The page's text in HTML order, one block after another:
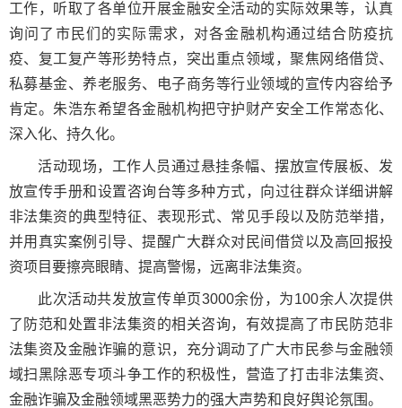
工作，听取了各单位开展金融安全活动的实际效果等，认真
询问了市民们的实际需求，对各金融机构通过结合防疫抗
疫、复工复产等形势特点，突出重点领域，聚焦网络借贷、
私募基金、养老服务、电子商务等行业领域的宣传内容给予
肯定。朱浩东希望各金融机构把守护财产安全工作常态化、
深入化、持久化。
活动现场，工作人员通过悬挂条幅、摆放宣传展板、发
放宣传手册和设置咨询台等多种方式，向过往群众详细讲解
非法集资的典型特征、表现形式、常见手段以及防范举措，
并用真实案例引导、提醒广大群众对民间借贷以及高回报投
资项目要擦亮眼睛、提高警惕，远离非法集资。
此次活动共发放宣传单页3000余份，为100余人次提供
了防范和处置非法集资的相关咨询，有效提高了市民防范非
法集资及金融诈骗的意识，充分调动了广大市民参与金融领
域扫黑除恶专项斗争工作的积极性，营造了打击非法集资、
金融诈骗及金融领域黑恶势力的强大声势和良好舆论氛围。